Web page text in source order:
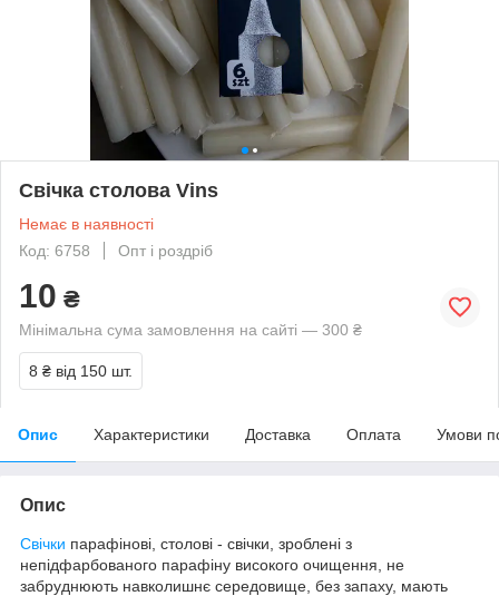
Свічка столова Vins
Немає в наявності
Код: 6758
Опт і роздріб
10 ₴
Мінімальна сума замовлення на сайті — 300 ₴
8 ₴ від 150 шт.
Опис Характеристики Доставка Оплата Умови
Опис
Свічки парафінові, столові - свічки, зроблені з
непідфарбованого парафіну високого очищення, не
забруднюють навколишнє середовище, без запаху, мають